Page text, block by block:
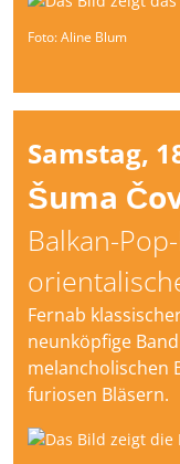
Foto: Aline Blum
Samstag,
Šuma
Balkan-
Fernab
neunköpfige
melancholischen
furiosen Bläsern.